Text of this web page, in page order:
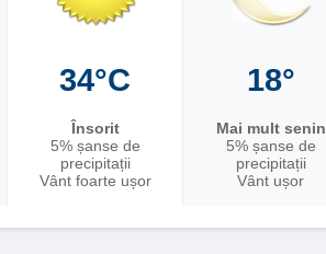
34°C
Însorit
5% șanse de
precipitații
Vânt foarte ușor
18°
Mai mult senin
5% șanse de
precipitații
Vânt ușor